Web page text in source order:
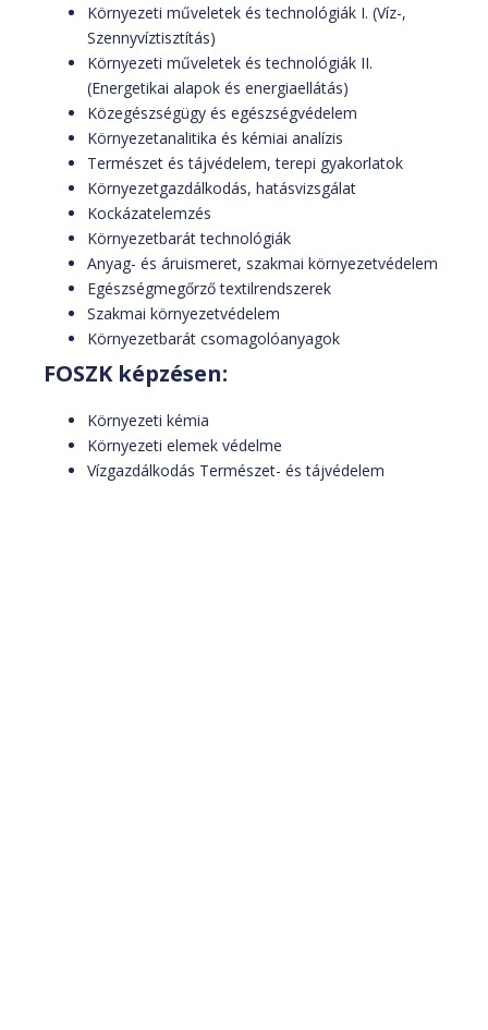
Környezeti műveletek és technológiák I. (Víz-,
Szennyvíztisztítás)
Környezeti műveletek és technológiák II.
(Energetikai alapok és energiaellátás)
Közegészségügy és egészségvédelem
Környezetanalitika és kémiai analízis
Természet és tájvédelem, terepi gyakorlatok
Környezetgazdálkodás, hatásvizsgálat
Kockázatelemzés
Környezetbarát technológiák
Anyag- és áruismeret, szakmai környezetvédelem
Egészségmegőrző textilrendszerek
Szakmai környezetvédelem
Környezetbarát csomagolóanyagok
FOSZK képzésen:
Környezeti kémia
Környezeti elemek védelme
Vízgazdálkodás Természet- és tájvédelem